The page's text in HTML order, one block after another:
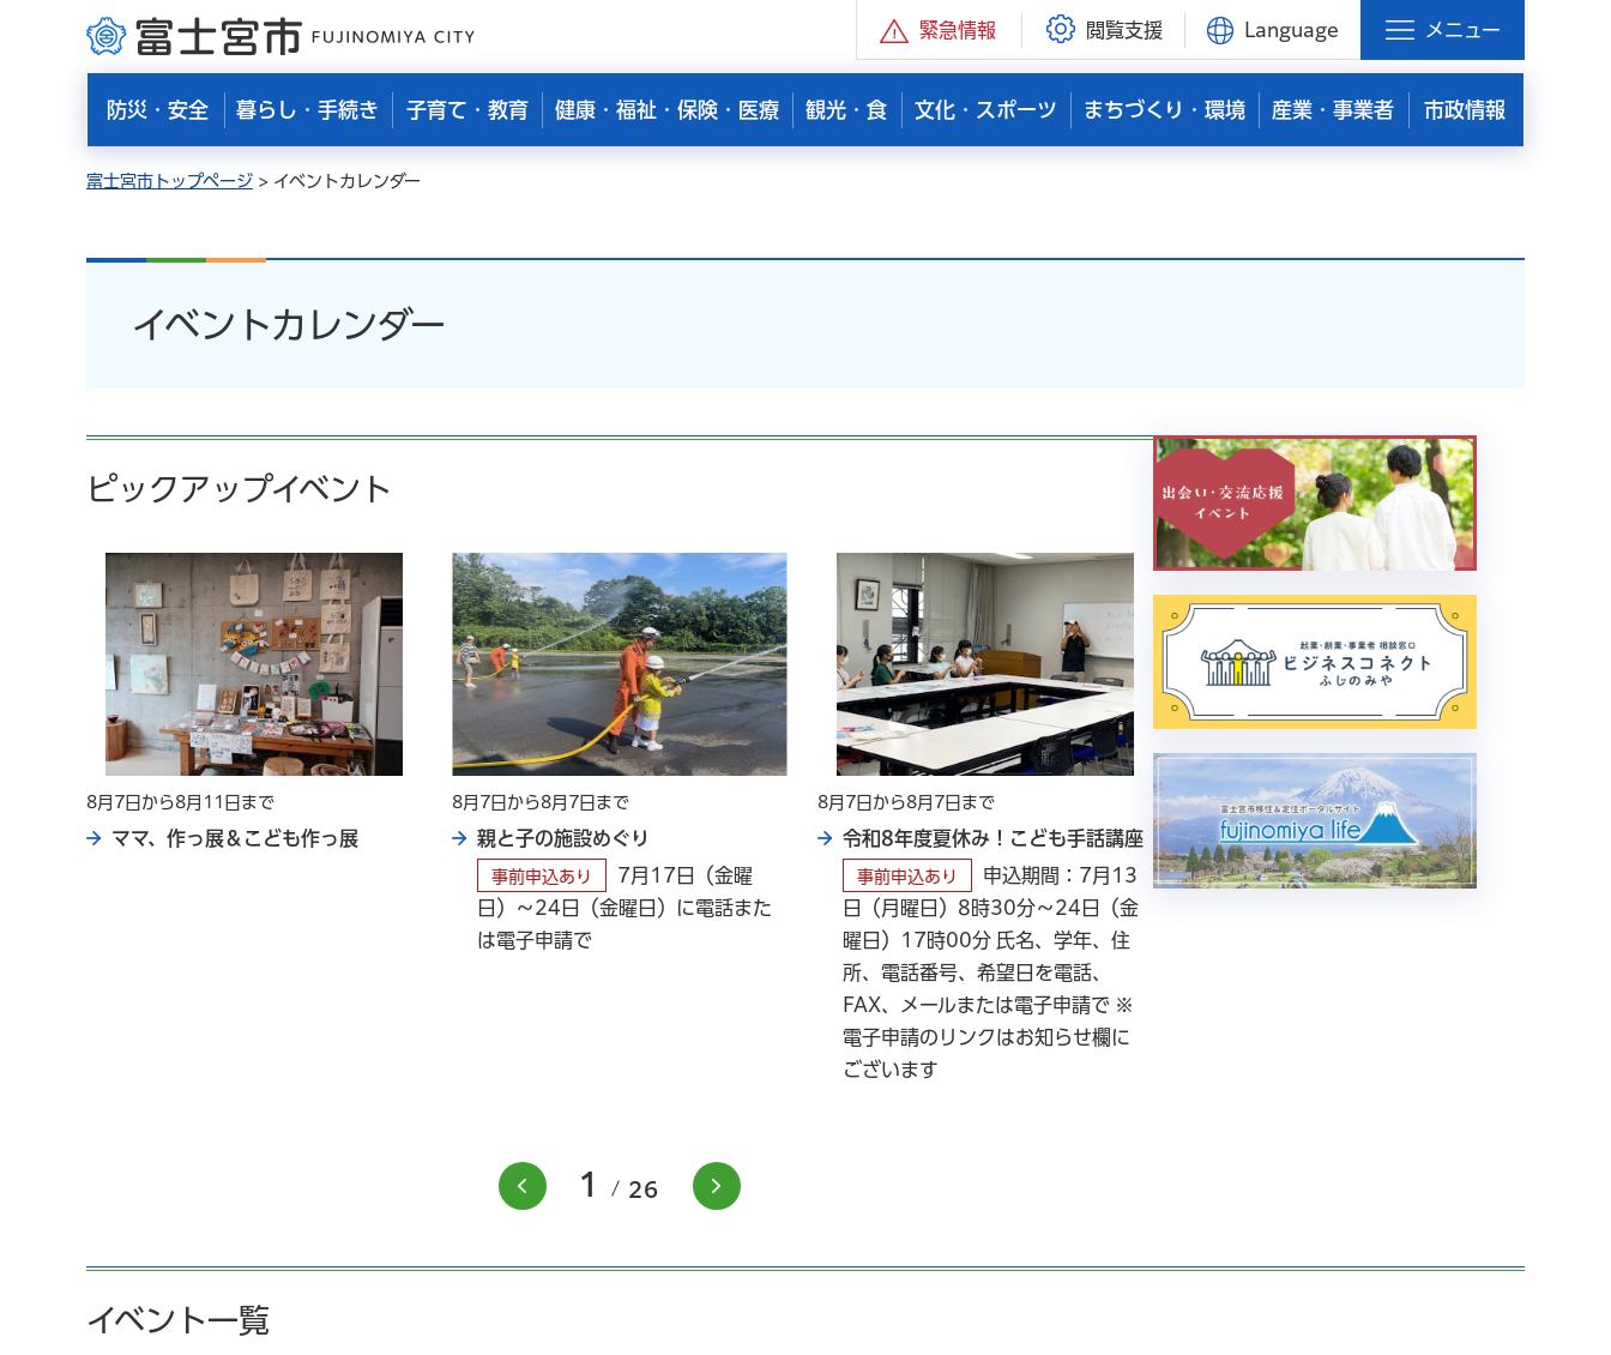
富士宮市 緊急情報 閲覧支援 Language メニュー
防災・安全 暮らし・手続き 子育て・教育 健康・福祉・保険・医療 観光・食 文化・スポーツ まちづくり・環境 産業・事業者 市政情報
富士宮市トップページ > イベントカレンダー
イベントカレンダー
ピックアップイベント
前のスライドを表示
1 26
8月7日から8月11日まで
ママ、作っ展＆こども作っ展
8月7日から8月7日まで
親と子の施設めぐり
事前申込あり
7月17日（金曜
日）～24日（金曜日）に電話また
は電子申請で
8月7日から8月7日まで
令和8年度夏休み！こども手話講座
事前申込あり
申込期間：7月13
日（月曜日）8時30分～24日（金
曜日）17時00分 氏名、学年、住
所、電話番号、希望日を電話、
FAX、メールまたは電子申請で ※
電子申請のリンクはお知らせ欄に
ございます
8月7日から8月7日まで
富士宮を奏でる夜。－tark and
Live －
イベント一覧